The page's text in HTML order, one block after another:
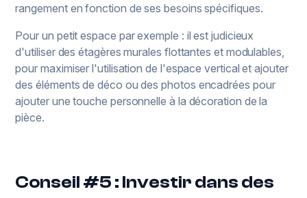
rangement en fonction de ses besoins spécifiques.
Pour un petit espace par exemple : il est judicieux
d'utiliser des étagères murales flottantes et modulables,
pour maximiser l'utilisation de l'espace vertical et ajouter
des éléments de déco ou des photos encadrées pour
ajouter une touche personnelle à la décoration de la
pièce.
Conseil #5 : Investir dans des